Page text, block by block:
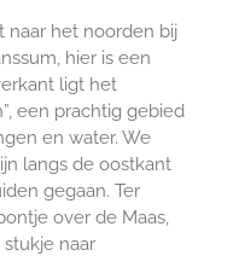
naar het noorden bij
hier is een
ligt het
een prachtig gebied
en water. We
langs de oostkant
gegaan. Ter
over de Maas,
naar